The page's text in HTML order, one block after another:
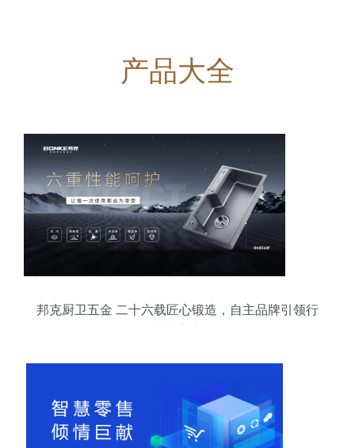
产品大全
邦克厨卫五金 二十六载匠心锻造，自主品牌引领行